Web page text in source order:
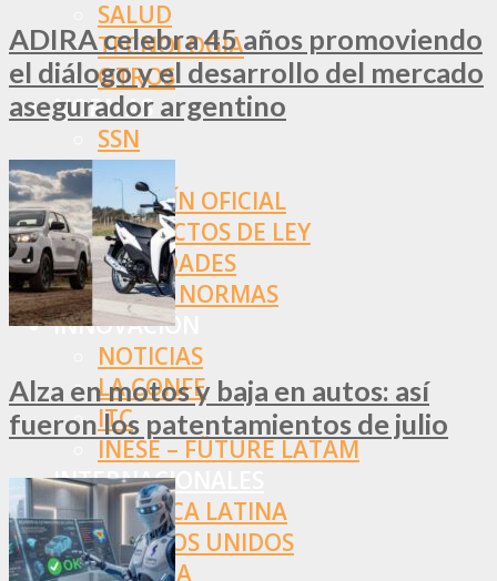
SALUD
TECNOLOGÍA
OTROS
NORMAS
SSN
SRT
BOLETÍN OFICIAL
PROYECTOS DE LEY
SOCIEDADES
OTRAS NORMAS
INNOVACIÓN
NOTICIAS
LA CONFE
ITC
INESE – FÜTURE LATAM
INTERNACIONALES
AMÉRICA LATINA
ESTADOS UNIDOS
EUROPA
ADIRA celebra 45 años promoviendo
el diálogo y el desarrollo del mercado
asegurador argentino
Alza en motos y baja en autos: así
fueron los patentamientos de julio